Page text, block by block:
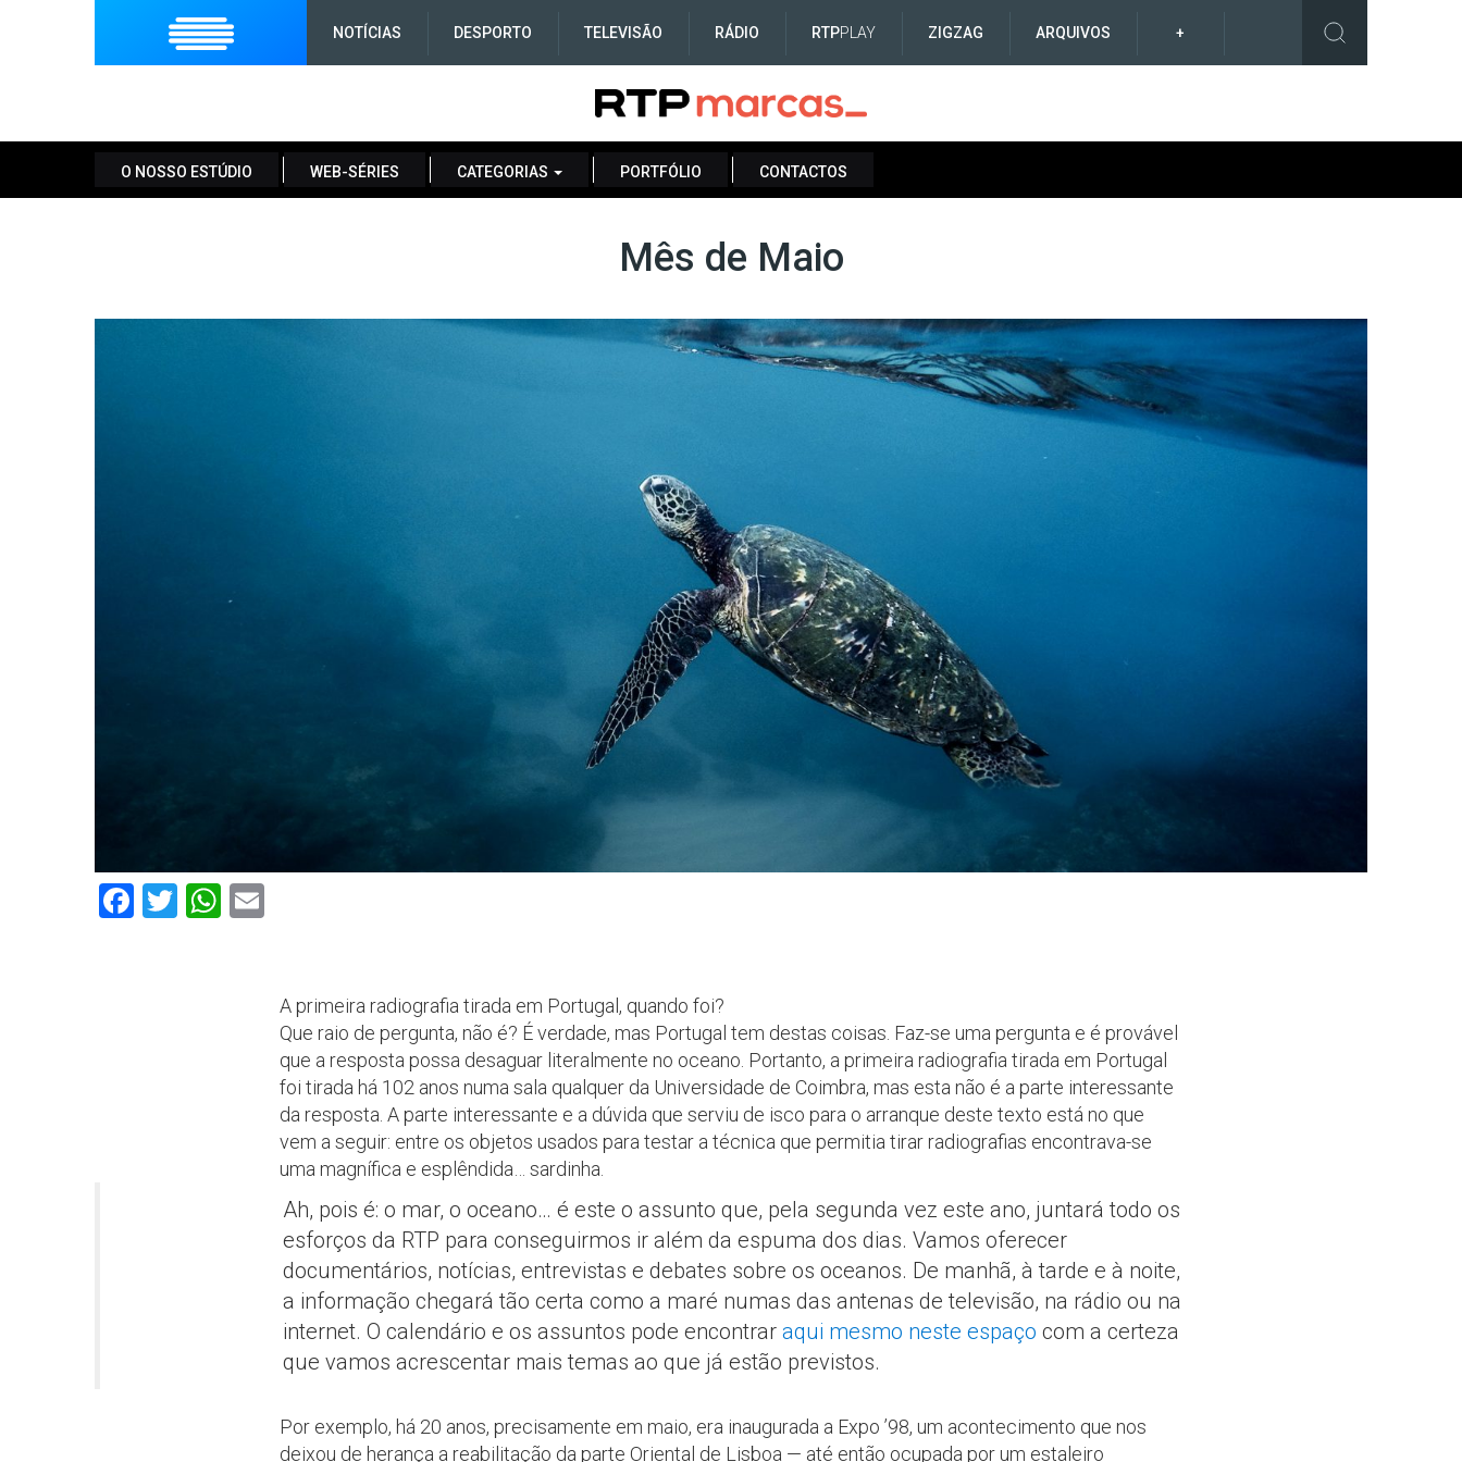
NOTÍCIAS DESPORTO TELEVISÃO RÁDIO RTPPLAY ZIGZAG ARQUIVOS +
O NOSSO ESTÚDIO WEB-SÉRIES CATEGORIAS PORTFÓLIO CONTACTOS
Mês de Maio
Facebook
TwitterWhatsApp
A primeira radiografia tirada em Portugal, quando foi?
Que raio de pergunta, não é? É verdade, mas Portugal tem destas coisas. Faz-se uma pergunta e é provável
que a resposta possa desaguar literalmente no oceano. Portanto, a primeira radiografia tirada em Portugal
foi tirada há 102 anos numa sala qualquer da Universidade de Coimbra, mas esta não é a parte interessante
da resposta. A parte interessante e a dúvida que serviu de isco para o arranque deste texto está no que
vem a seguir: entre os objetos usados para testar a técnica que permitia tirar radiografias encontrava-se
uma magnífica e esplêndida… sardinha.
Ah, pois é: o mar, o oceano… é este o assunto que, pela segunda vez este ano, juntará todo os
esforços da RTP para conseguirmos ir além da espuma dos dias. Vamos oferecer
documentários, notícias, entrevistas e debates sobre os oceanos. De manhã, à tarde e à noite,
a informação chegará tão certa como a maré numas das antenas de televisão, na rádio ou na
internet. O calendário e os assuntos pode encontrar aqui mesmo neste espaço com a certeza
que vamos acrescentar mais temas ao que já estão previstos.
Por exemplo, há 20 anos, precisamente em maio, era inaugurada a Expo ’98, um acontecimento que nos
deixou de herança a reabilitação da parte Oriental de Lisboa — até então ocupada por um estaleiro